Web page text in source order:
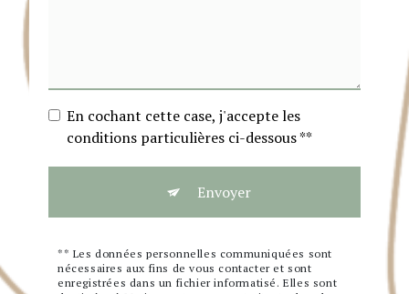
En cochant cette case, j'accepte les
conditions particulières ci-dessous **
Envoyer
** Les données personnelles communiquées sont
nécessaires aux fins de vous contacter et sont
enregistrées dans un fichier informatisé. Elles sont